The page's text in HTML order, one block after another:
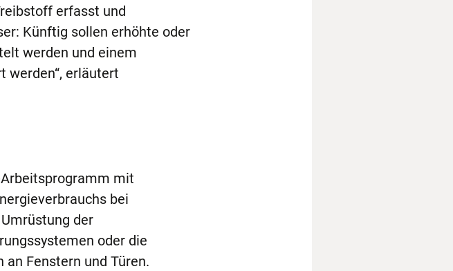
erfasst und
Künftig sollen erhöhte oder
werden und einem
werden“, erläutert
mit
bei
der
oder die
Fenstern und Türen.